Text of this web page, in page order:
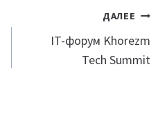
ДАЛЕЕ
IT-форум Khorezm
Tech Summit